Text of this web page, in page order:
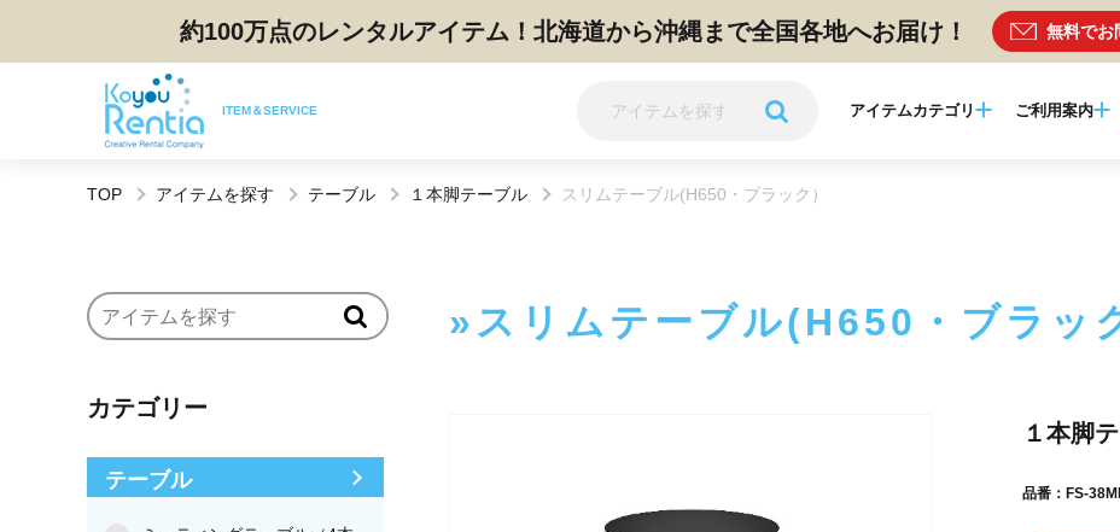
約100万点のレンタルアイテム！ 北海道から沖縄まで全国各地へお届け！ 無料でお
ITEM＆SERVICE アイテムカテゴリ ご利用案内
TOP アイテムを探す テーブル １本脚テーブル スリムテーブル(H650・ブラック）
カテゴリー
テーブル
スリムテーブル(H650・ブラッ
１本脚
品番：FS-